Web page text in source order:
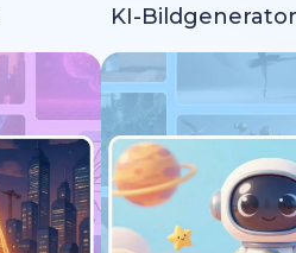
KI-Bildgenerator